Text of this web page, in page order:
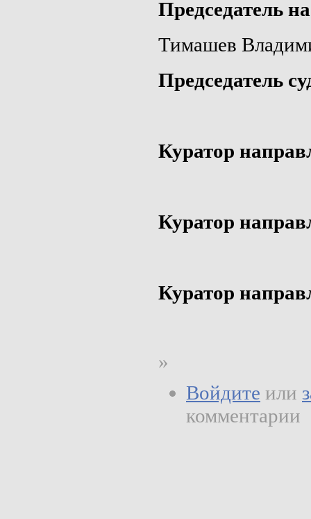
Председатель
Тимашев
Председатель
Куратор
Куратор
Куратор
»
Войдите или
комментарии